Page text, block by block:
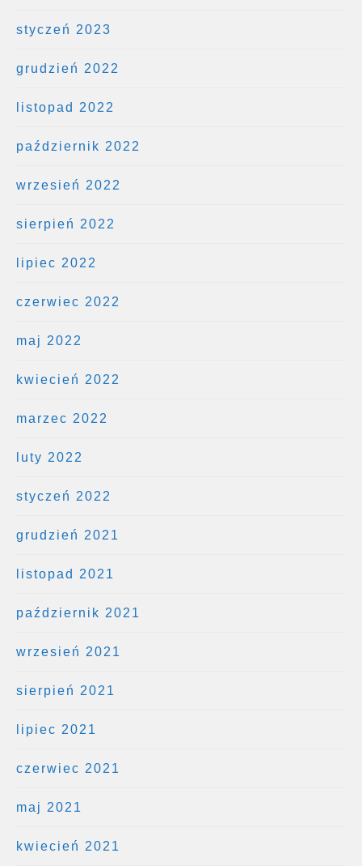
styczeń 2023
grudzień 2022
listopad 2022
październik 2022
wrzesień 2022
sierpień 2022
lipiec 2022
czerwiec 2022
maj 2022
kwiecień 2022
marzec 2022
luty 2022
styczeń 2022
grudzień 2021
listopad 2021
październik 2021
wrzesień 2021
sierpień 2021
lipiec 2021
czerwiec 2021
maj 2021
kwiecień 2021